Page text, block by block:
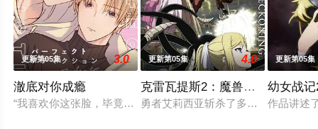
更新第05集 3.0
澈底对你成瘾
“我喜欢你这张脸，毕竟长得也太好看了吧。” 明仁是个颜控、
更新第05集 4.0
克雷瓦提斯2：魔兽之王与虚伪
勇者艾莉西亚斩杀了多雷尔将军，海
更新第05集
幼女战记
作品讲述